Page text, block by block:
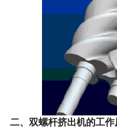
二、双螺杆挤出机的工作